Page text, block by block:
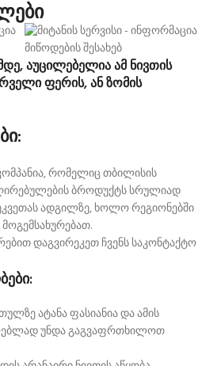
აუცილებელია ამ ნივთის
ფერის, ან ზომის
რომელიც თბილისის
ბროდუქტს სრულიად
ადგილზე, ხოლო რეგიონებში
დაგვირეკეთ ჩვენს საკონტაქტო
ატანა ფასიანია და ამის
უნდა გაგვაფრთხილოთ